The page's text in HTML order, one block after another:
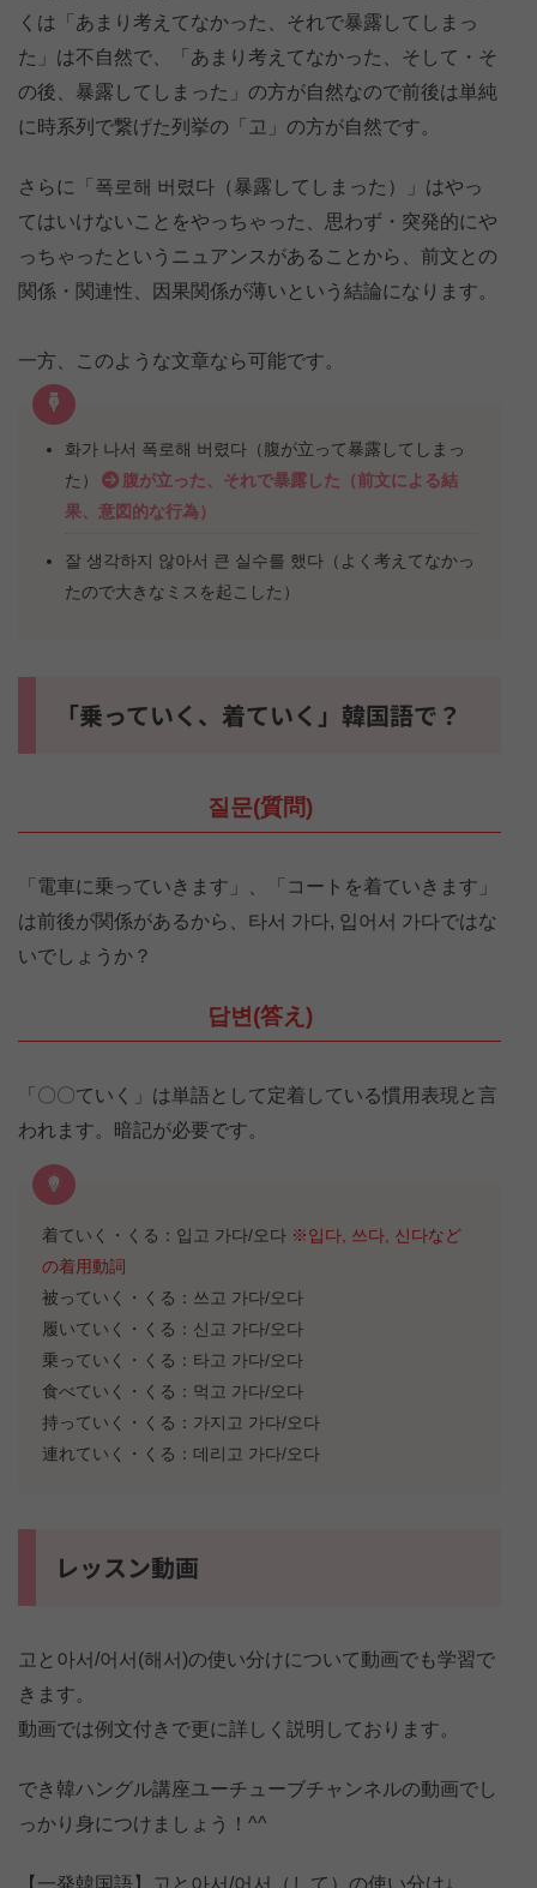
くは「あまり考えてなかった、それで暴露してしまっ
た」は不自然で、「あまり考えてなかった、そして・そ
の後、暴露してしまった」の方が自然なので前後は単純
に時系列で繋げた列挙の「고」の方が自然です。
さらに「폭로해 버렸다（暴露してしまった）」はやっ
てはいけないことをやっちゃった、思わず・突発的にや
っちゃったというニュアンスがあることから、前文との
関係・関連性、因果関係が薄いという結論になります。
一方、このような文章なら可能です。
화가 나서 폭로해 버렸다（腹が立って暴露してしまっ
た）
腹が立った、それで暴露した（前文による結
果、意図的な行為）
잘 생각하지 않아서 큰 실수를 했다（よく考えてなかっ
たので大きなミスを起こした）
「乗っていく、着ていく」韓国語で？
질문(質問)
「電車に乗っていきます」、「コートを着ていきます」
は前後が関係があるから、타서 가다, 입어서 가다ではな
いでしょうか？
답변(答え)
「〇〇ていく」は単語として定着している慣用表現と言
われます。暗記が必要です。
着ていく・くる：입고 가다/오다 ※입다, 쓰다, 신다など
の着用動詞
被っていく・くる：쓰고 가다/오다
履いていく・くる：신고 가다/오다
乗っていく・くる：타고 가다/오다
食べていく・くる：먹고 가다/오다
持っていく・くる：가지고 가다/오다
連れていく・くる：데리고 가다/오다
レッスン動画
고と아서/어서(해서)の使い分けについて動画でも学習で
きます。
動画では例文付きで更に詳しく説明しております。
でき韓ハングル講座ユーチューブチャンネルの動画でし
っかり身につけましょう！^^
【一発韓国語】고と아서/어서（して）の使い分け↓